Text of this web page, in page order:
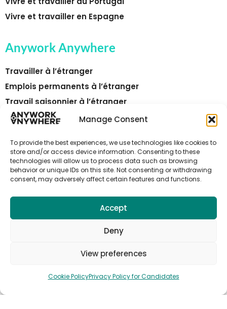
Manage Consent
To provide the best experiences, we use technologies like cookies to
store and/or access device information. Consenting to these
technologies will allow us to process data such as browsing
behavior or unique IDs on this site. Not consenting or withdrawing
consent, may adversely affect certain features and functions.
Accept
Deny
View preferences
Cookie PolicyPrivacy Policy for Candidates
Vivre et travailler en Espagne
Anywork Anywhere
Travailler à l’étranger
Emplois permanents à l’étranger
Travail saisonnier à l’étranger
Les pays
Publier une offre
Contactez-nous
Employers
Abonne-toi aux alertes emploi
d'Anywork Anywhere
🌞 REÇOIS DES ALERTES EMPLOI